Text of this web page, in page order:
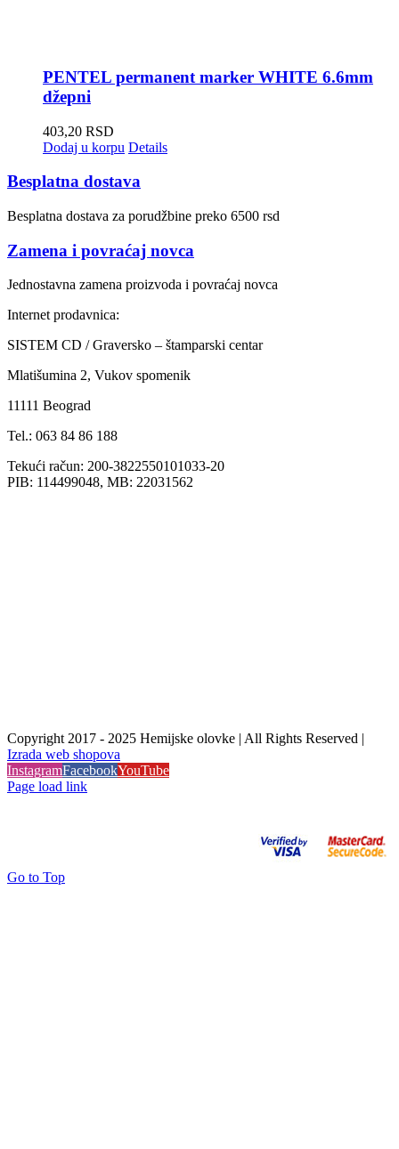
PENTEL permanent marker WHITE 6.6mm
džepni
403,20 RSD
Dodaj u korpu Details
Besplatna dostava
Besplatna dostava za porudžbine preko 6500 rsd
Zamena i povraćaj novca
Jednostavna zamena proizvoda i povraćaj novca
Internet prodavnica:
SISTEM CD / Graversko – štamparski centar
Mlatišumina 2, Vukov spomenik
11111 Beograd
Tel.: 063 84 86 188
Tekući račun: 200-3822550101033-20
PIB: 114499048, MB: 22031562
Copyright 2017 - 2025 Hemijske olovke | All Rights Reserved |
Izrada web shopova
InstagramFacebookYouTube
Page load link
Go to Top